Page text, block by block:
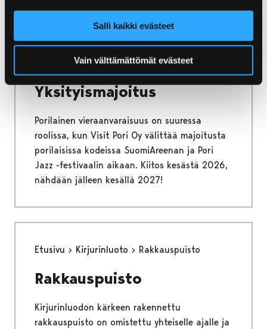
Salli kaikki evästeet
Vain välttämättömät evästeet
Majoitu ja nauti Yksityismajoitus
Yksityismajoitus
Porilainen vieraanvaraisuus on suuressa
roolissa, kun Visit Pori Oy välittää majoitusta
porilaisissa kodeissa SuomiAreenan ja Pori
Jazz -festivaalin aikaan. Kiitos kesästä 2026,
nähdään jälleen kesällä 2027!
Etusivu Kirjurinluoto Rakkauspuisto
Rakkauspuisto
Kirjurinluodon kärkeen rakennettu
rakkauspuisto on omistettu yhteiselle ajalle ja